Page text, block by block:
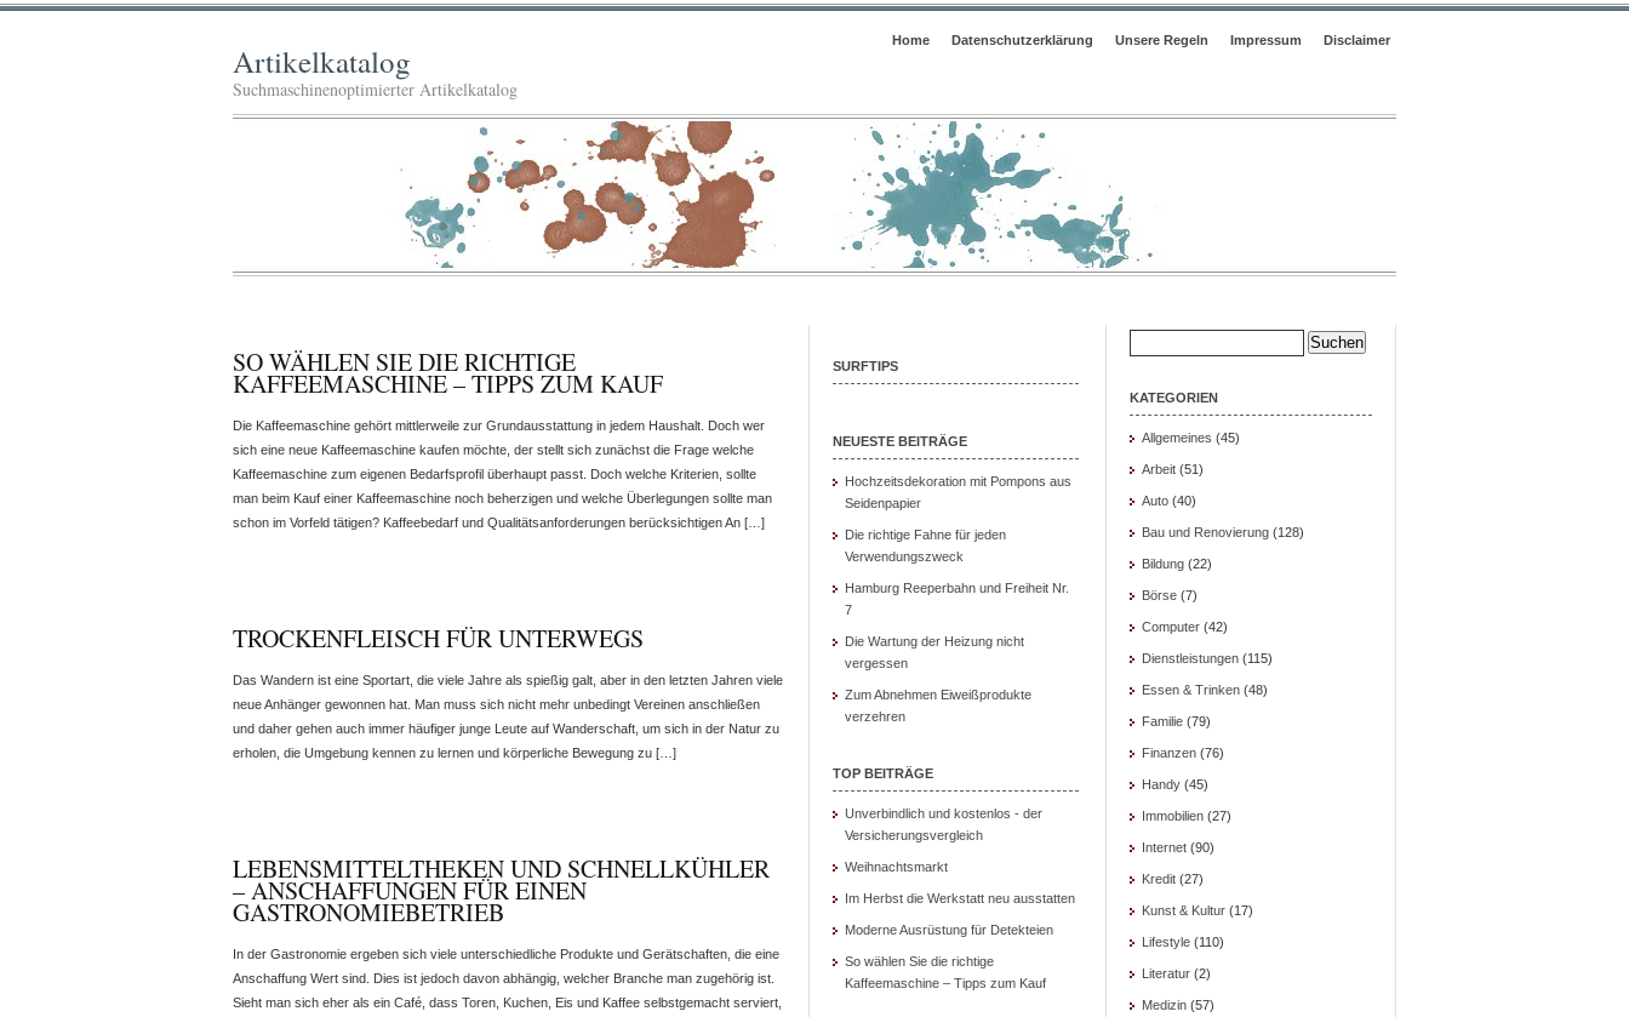
Home Datenschutzerklärung Unsere Regeln Impressum Disclaimer
Artikelkatalog
Suchmaschinenoptimierter Artikelkatalog
SO WÄHLEN SIE DIE RICHTIGE
KAFFEEMASCHINE – TIPPS ZUM KAUF
Die Kaffeemaschine gehört mittlerweile zur Grundausstattung in jedem Haushalt. Doch wer
sich eine neue Kaffeemaschine kaufen möchte, der stellt sich zunächst die Frage welche
Kaffeemaschine zum eigenen Bedarfsprofil überhaupt passt. Doch welche Kriterien, sollte
man beim Kauf einer Kaffeemaschine noch beherzigen und welche Überlegungen sollte man
schon im Vorfeld tätigen? Kaffeebedarf und Qualitätsanforderungen berücksichtigen An […]
TROCKENFLEISCH FÜR UNTERWEGS
Das Wandern ist eine Sportart, die viele Jahre als spießig galt, aber in den letzten Jahren viele
neue Anhänger gewonnen hat. Man muss sich nicht mehr unbedingt Vereinen anschließen
und daher gehen auch immer häufiger junge Leute auf Wanderschaft, um sich in der Natur zu
erholen, die Umgebung kennen zu lernen und körperliche Bewegung zu […]
LEBENSMITTELTHEKEN UND SCHNELLKÜHLER
– ANSCHAFFUNGEN FÜR EINEN
GASTRONOMIEBETRIEB
In der Gastronomie ergeben sich viele unterschiedliche Produkte und Gerätschaften, die eine
Anschaffung Wert sind. Dies ist jedoch davon abhängig, welcher Branche man zugehörig ist.
Sieht man sich eher als ein Café, dass Toren, Kuchen, Eis und Kaffee selbstgemacht serviert,
SURFTIPS
NEUESTE BEITRÄGE
Hochzeitsdekoration mit Pompons aus
Seidenpapier
Die richtige Fahne für jeden
Verwendungszweck
Hamburg Reeperbahn und Freiheit Nr.
7
Die Wartung der Heizung nicht
vergessen
Zum Abnehmen Eiweißprodukte
verzehren
TOP BEITRÄGE
Unverbindlich und kostenlos - der
Versicherungsvergleich
Weihnachtsmarkt
Im Herbst die Werkstatt neu ausstatten
Moderne Ausrüstung für Detekteien
So wählen Sie die richtige
Kaffeemaschine – Tipps zum Kauf
Suche
nach:
KATEGORIEN
Allgemeines (45)
Arbeit (51)
Auto (40)
Bau und Renovierung (128)
Bildung (22)
Börse (7)
Computer (42)
Dienstleistungen (115)
Essen & Trinken (48)
Familie (79)
Finanzen (76)
Handy (45)
Immobilien (27)
Internet (90)
Kredit (27)
Kunst & Kultur (17)
Lifestyle (110)
Literatur (2)
Medizin (57)